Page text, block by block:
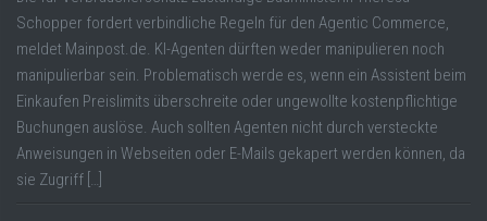
Schopper fordert verbindliche Regeln für den Agentic Commerce,
meldet Mainpost.de. KI-Agenten dürften weder manipulieren noch
manipulierbar sein. Problematisch werde es, wenn ein Assistent beim
Einkaufen Preislimits überschreite oder ungewollte kostenpflichtige
Buchungen auslöse. Auch sollten Agenten nicht durch versteckte
Anweisungen in Webseiten oder E-Mails gekapert werden können, da
sie Zugriff […]